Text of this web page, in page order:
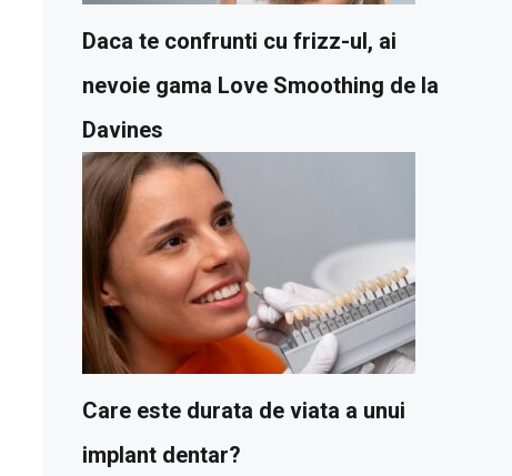
Daca te confrunti cu frizz-ul, ai
nevoie gama Love Smoothing de la
Davines
Care este durata de viata a unui
implant dentar?